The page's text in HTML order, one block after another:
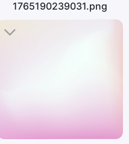
1765190239031.png